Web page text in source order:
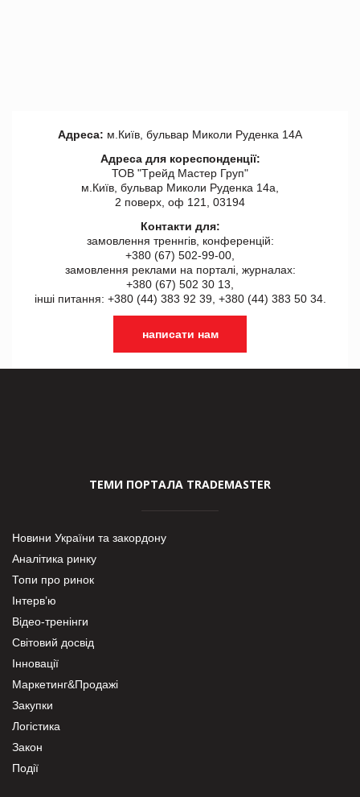
Адреса: м.Київ, бульвар Миколи Руденка 14А
Адреса для кореспонденції:
ТОВ "Tрейд Мастер Груп"
м.Київ, бульвар Миколи Руденка 14а,
2 поверх, оф 121, 03194
Контакти для:
замовлення треннгів, конференцій:
+380 (67) 502-99-00,
замовлення реклами на порталі, журналах:
+380 (67) 502 30 13,
інші питання: +380 (44) 383 92 39, +380 (44) 383 50 34.
написати нам
ТЕМИ ПОРТАЛА TRADEMASTER
Новини України та закордону
Аналітика ринку
Топи про ринок
Інтерв’ю
Відео-тренінги
Світовий досвід
Інновації
Маркетинг&Продажі
Закупки
Логістика
Закон
Події